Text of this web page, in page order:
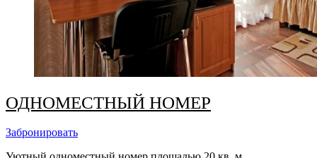
ОДНОМЕСТНЫЙ НОМЕР
Забронировать